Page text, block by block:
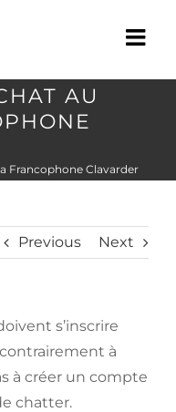
AU
Francophone Clavarder
Previous Next
s’inscrire
à
à créer un compte
chatter.